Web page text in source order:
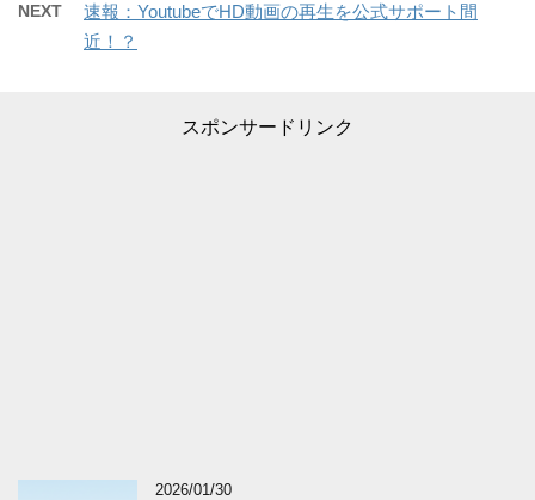
NEXT
速報：YoutubeでHD動画の再生を公式サポート間
近！？
スポンサードリンク
2026/01/30